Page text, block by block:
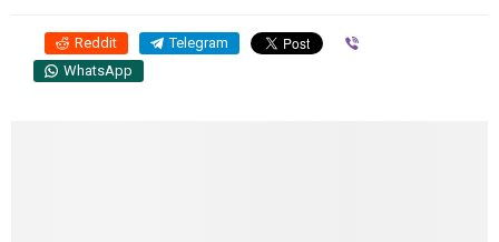
Reddit Telegram
WhatsApp